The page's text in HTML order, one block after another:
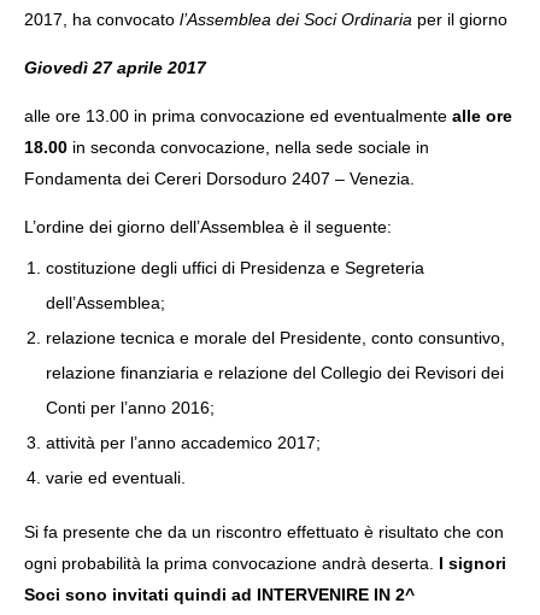
NOW VIEWING
Aprile
info@cusvenezia.it
2017, ha convocato l’Assemblea dei Soci Ordinaria per il giorno
Giovedì 27 aprile 2017
alle ore 13.00 in prima convocazione ed eventualmente alle ore
18.00 in seconda convocazione, nella sede sociale in
Fondamenta dei Cereri Dorsoduro 2407 – Venezia.
L’ordine dei giorno dell’Assemblea è il seguente:
costituzione degli uffici di Presidenza e Segreteria
dell’Assemblea;
relazione tecnica e morale del Presidente, conto consuntivo,
relazione finanziaria e relazione del Collegio dei Revisori dei
Conti per l’anno 2016;
attività per l’anno accademico 2017;
varie ed eventuali.
Si fa presente che da un riscontro effettuato è risultato che con
ogni probabilità la prima convocazione andrà deserta. I signori
Soci sono invitati quindi ad INTERVENIRE IN 2^